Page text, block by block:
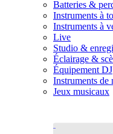
Batteries &
Instruments à
Instruments à
Live
Studio &
Éclairage &
Équipement DJ
Instruments de
Jeux musicaux